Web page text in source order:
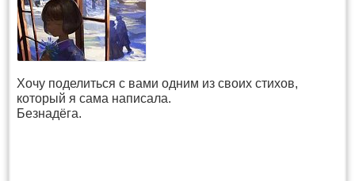
Хочу поделиться с вами одним из своих стихов,
который я сама написала.
Безнадёга.